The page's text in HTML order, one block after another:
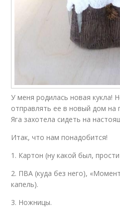
У меня родилась новая кукла!
отправлять ее в новый дом на
Яга захотела сидеть на
Итак, что нам понадобится!
1. Картон (ну какой был,
2. ПВА (куда без него),
капель).
3. Ножницы.